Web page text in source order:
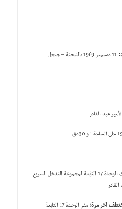
11 ديسمبر 1969 بالشحنة – جيجل
عبد القادر
عناصر درك الوحدة 17 التابعة لمجموعة التدخل السريع
آخر مرة:
مقر الوحدة 17 التابعة